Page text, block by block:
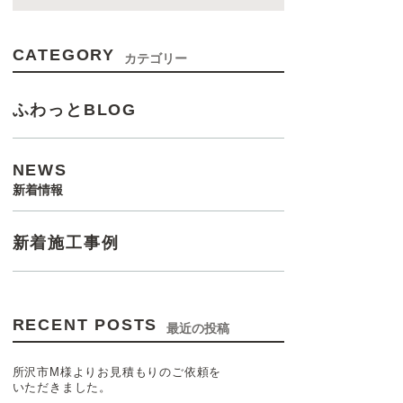
CATEGORY カテゴリー
ふわっとBLOG
NEWS
新着情報
新着施工事例
RECENT POSTS 最近の投稿
所沢市M様よりお見積もりのご依頼を
いただきました。